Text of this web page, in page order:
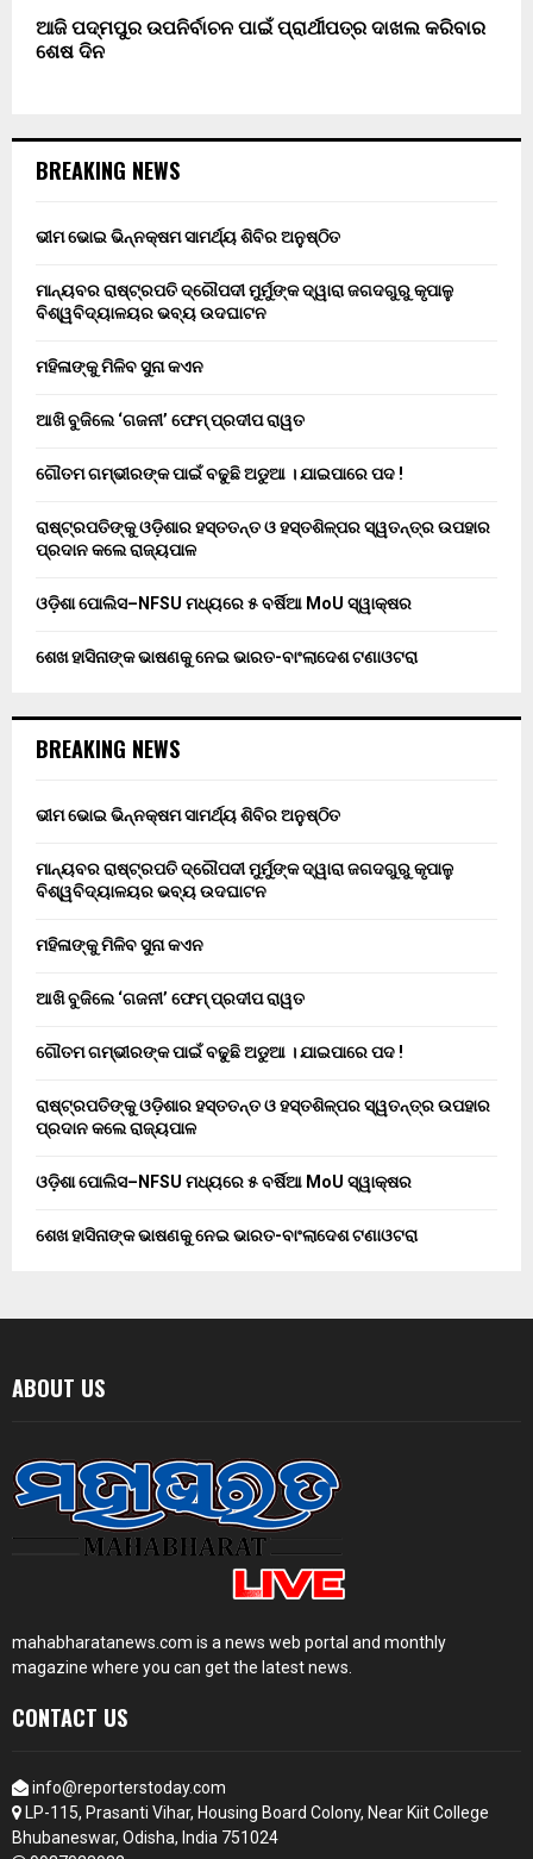
ଆଜି ପଦ୍ମପୁର ଉପନିର୍ବାଚନ ପାଇଁ ପ୍ରାର୍ଥୀପତ୍ର ଦାଖଲ କରିବାର
ଶେଷ ଦିନ
BREAKING NEWS
ଭୀମ ଭୋଇ ଭିନ୍ନକ୍ଷମ ସାମର୍ଥ୍ୟ ଶିବିର ଅନୁଷ୍ଠିତ
ମାନ୍ୟବର ରାଷ୍ଟ୍ରପତି ଦ୍ରୌପଦୀ ମୁର୍ମୁଙ୍କ ଦ୍ୱାରା ଜଗଦଗୁରୁ କୃପାଳୁ
ବିଶ୍ୱବିଦ୍ୟାଳୟର ଭବ୍ୟ ଉଦଘାଟନ
ମହିଳାଙ୍କୁ ମିଳିବ ସୁନା କଏନ
ଆଖି ବୁଜିଲେ ‘ଗଜନୀ’ ଫେମ୍ ପ୍ରଦୀପ ରାୱତ
ଗୌତମ ଗମ୍ଭୀରଙ୍କ ପାଇଁ ବଢୁଛି ଅଡୁଆ । ଯାଇପାରେ ପଦ !
ରାଷ୍ଟ୍ରପତିଙ୍କୁ ଓଡ଼ିଶାର ହସ୍ତତନ୍ତ ଓ ହସ୍ତଶିଳ୍ପର ସ୍ୱତନ୍ତ୍ର ଉପହାର
ପ୍ରଦାନ କଲେ ରାଜ୍ୟପାଳ
ଓଡ଼ିଶା ପୋଲିସ–NFSU ମଧ୍ୟରେ ୫ ବର୍ଷିଆ MoU ସ୍ୱାକ୍ଷର
ଶେଖ ହାସିନାଙ୍କ ଭାଷଣକୁ ନେଇ ଭାରତ-ବାଂଲାଦେଶ ଟଣାଓଟରା
BREAKING NEWS
ଭୀମ ଭୋଇ ଭିନ୍ନକ୍ଷମ ସାମର୍ଥ୍ୟ ଶିବିର ଅନୁଷ୍ଠିତ
ମାନ୍ୟବର ରାଷ୍ଟ୍ରପତି ଦ୍ରୌପଦୀ ମୁର୍ମୁଙ୍କ ଦ୍ୱାରା ଜଗଦଗୁରୁ କୃପାଳୁ
ବିଶ୍ୱବିଦ୍ୟାଳୟର ଭବ୍ୟ ଉଦଘାଟନ
ମହିଳାଙ୍କୁ ମିଳିବ ସୁନା କଏନ
ଆଖି ବୁଜିଲେ ‘ଗଜନୀ’ ଫେମ୍ ପ୍ରଦୀପ ରାୱତ
ଗୌତମ ଗମ୍ଭୀରଙ୍କ ପାଇଁ ବଢୁଛି ଅଡୁଆ । ଯାଇପାରେ ପଦ !
ରାଷ୍ଟ୍ରପତିଙ୍କୁ ଓଡ଼ିଶାର ହସ୍ତତନ୍ତ ଓ ହସ୍ତଶିଳ୍ପର ସ୍ୱତନ୍ତ୍ର ଉପହାର
ପ୍ରଦାନ କଲେ ରାଜ୍ୟପାଳ
ଓଡ଼ିଶା ପୋଲିସ–NFSU ମଧ୍ୟରେ ୫ ବର୍ଷିଆ MoU ସ୍ୱାକ୍ଷର
ଶେଖ ହାସିନାଙ୍କ ଭାଷଣକୁ ନେଇ ଭାରତ-ବାଂଲାଦେଶ ଟଣାଓଟରା
ABOUT US
mahabharatanews.com is a news web portal and monthly
magazine where you can get the latest news.
CONTACT US
info@reporterstoday.com
LP-115, Prasanti Vihar, Housing Board Colony, Near Kiit College
Bhubaneswar, Odisha, India 751024